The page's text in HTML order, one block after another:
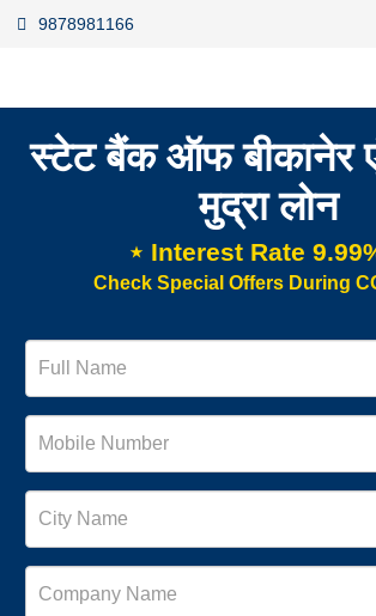
9878981166
स्टेट बैंक ऑफ बीकानेर
मुद्रा लोन
⋆ Interest Rate
Check Special Offers During